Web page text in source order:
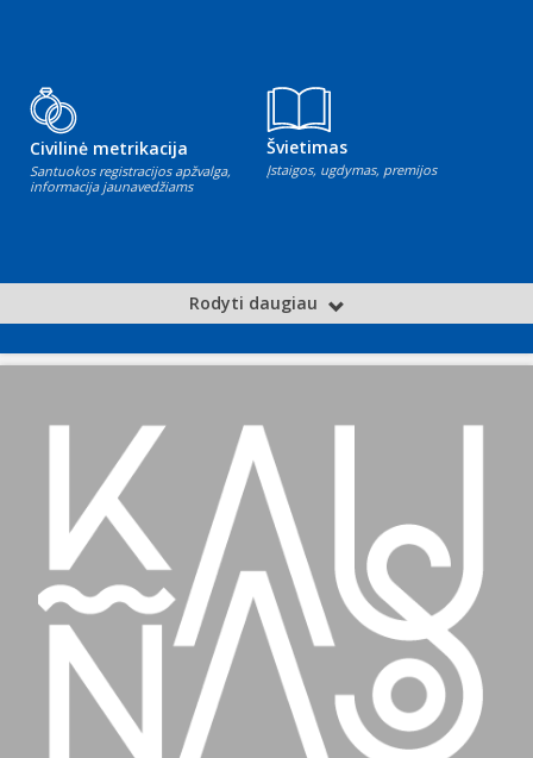
Civilinė metrikacija
Santuokos registracijos apžvalga,
informacija jaunavedžiams
Švietimas
Įstaigos, ugdymas, premijos
Rodyti daugiau